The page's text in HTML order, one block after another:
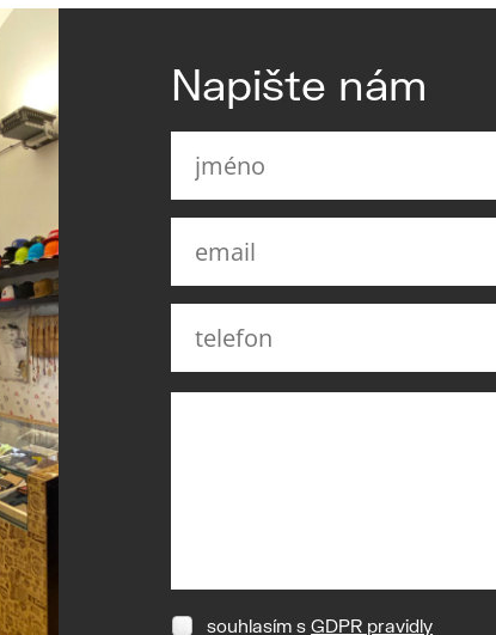
Napište nám
souhlasím sGDPR pravidly